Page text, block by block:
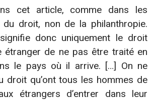
cet article, comme dans les
du droit, non de la philanthropie.
donc uniquement le droit
étranger de ne pas être traité en
le pays où il arrive. […] On ne
droit qu’ont tous les hommes de
étrangers d’entrer dans leur